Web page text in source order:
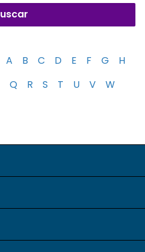
A B C D E F G
H
Q R S T U V
W